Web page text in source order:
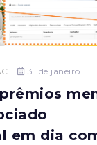
31 de janeiro
em dia